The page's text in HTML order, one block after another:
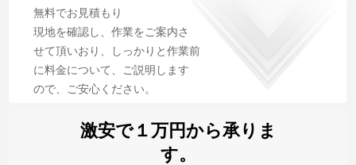
無料でお見積もり
現地を確認し、作業をご案内さ
せて頂いおり、しっかりと作業前
に料金について、ご説明します
ので、ご安心ください。
激安で１万円から承りま
す。